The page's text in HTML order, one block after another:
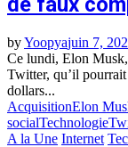
byYoopyajuin 7,
Ce lundi, Elon Musk,
Twitter, qu’il
dollars...
AcquisitionElon
socialTechnologie
A la Une Internet